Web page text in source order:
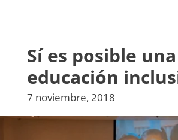
Sí es posible una
educación
7 noviembre, 2018